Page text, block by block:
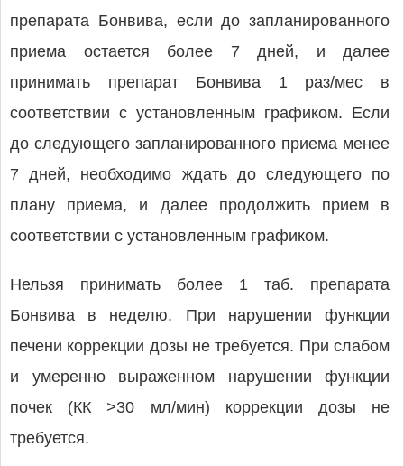
препарата Бонвива, если до запланированного
приема остается более 7 дней, и далее
принимать препарат Бонвива 1 раз/мес в
соответствии с установленным графиком. Если
до следующего запланированного приема менее
7 дней, необходимо ждать до следующего по
плану приема, и далее продолжить прием в
соответствии с установленным графиком.
Нельзя принимать более 1 таб. препарата
Бонвива в неделю. При нарушении функции
печени коррекции дозы не требуется. При слабом
и умеренно выраженном нарушении функции
почек (КК >30 мл/мин) коррекции дозы не
требуется.